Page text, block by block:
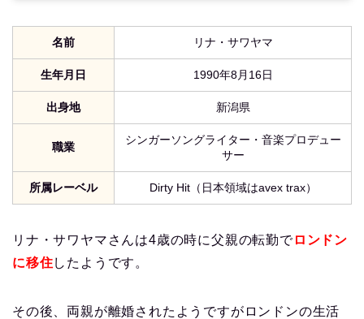
名前 リナ・サワヤマ
生年月日 1990年8月16日
出身地 新潟県
職業
シンガーソングライター・音楽プロデュー
サー
所属レーベル Dirty Hit（日本領域はavex trax）
リナ・サワヤマさんは4歳の時に父親の転勤でロンドン
に移住したようです。
その後、両親が離婚されたようですがロンドンの生活